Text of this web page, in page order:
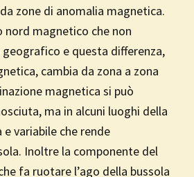
zone di anomalia magnetica.
nord magnetico che non
e questa differenza,
cambia da zona a zona
magnetica si può
ma in alcuni luoghi della
variabile che rende
Inoltre la componente del
fa ruotare l’ago della bussola